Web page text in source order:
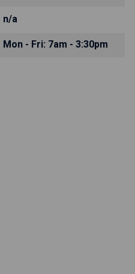
n/a
Mon - Fri: 7am - 3:30pm